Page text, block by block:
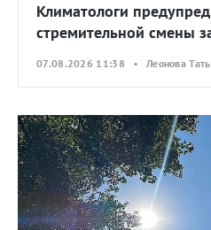
Климатологи
стремительной смены
07.08.2026 11:38 • Леонова